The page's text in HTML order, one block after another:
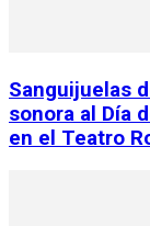
Sanguijuelas
sonora al Día
en el Teatro